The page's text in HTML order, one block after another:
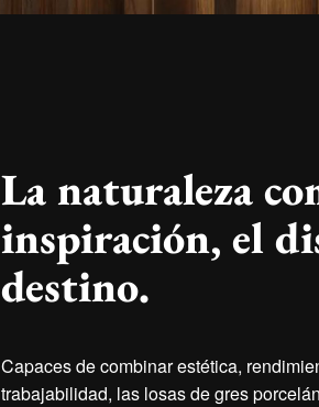
La naturaleza
inspiración, el
destino.
Capaces de combinar estética,
trabajabilidad, las losas de gres